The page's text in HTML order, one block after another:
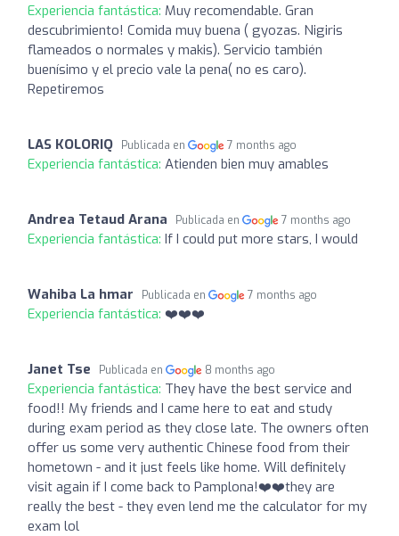
Experiencia fantástica: Muy recomendable. Gran
descubrimiento! Comida muy buena ( gyozas. Nigiris
flameados o normales y makis). Servicio también
buenísimo y el precio vale la pena( no es caro).
Repetiremos
LAS KOLORIQ Publicada en 7 months ago
Experiencia fantástica: Atienden bien muy amables
Andrea Tetaud Arana Publicada en 7 months ago
Experiencia fantástica: If I could put more stars, I would
Wahiba La hmar Publicada en 7 months ago
Experiencia fantástica: ❤️❤️❤️
Janet Tse Publicada en 8 months ago
Experiencia fantástica: They have the best service and
food!! My friends and I came here to eat and study
during exam period as they close late. The owners often
offer us some very authentic Chinese food from their
hometown - and it just feels like home. Will definitely
visit again if I come back to Pamplona!❤️❤️they are
really the best - they even lend me the calculator for my
exam lol